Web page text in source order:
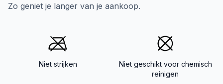
Zo geniet je langer van je aankoop.
Niet strijken
Niet geschikt voor chemisch
reinigen